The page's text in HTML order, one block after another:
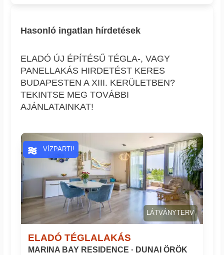
Hasonló ingatlan hírdetések
ELADÓ ÚJ ÉPÍTÉSŰ TÉGLA-, VAGY
PANELLAKÁS HIRDETÉST KERES
BUDAPESTEN A XIII. KERÜLETBEN?
TEKINTSE MEG TOVÁBBI
AJÁNLATAINKAT!
LÁTVÁNYTERV
ELADÓ TÉGLALAKÁS
MARINA BAY RESIDENCE · DUNAI ÖRÖK
VÍZPARTI!